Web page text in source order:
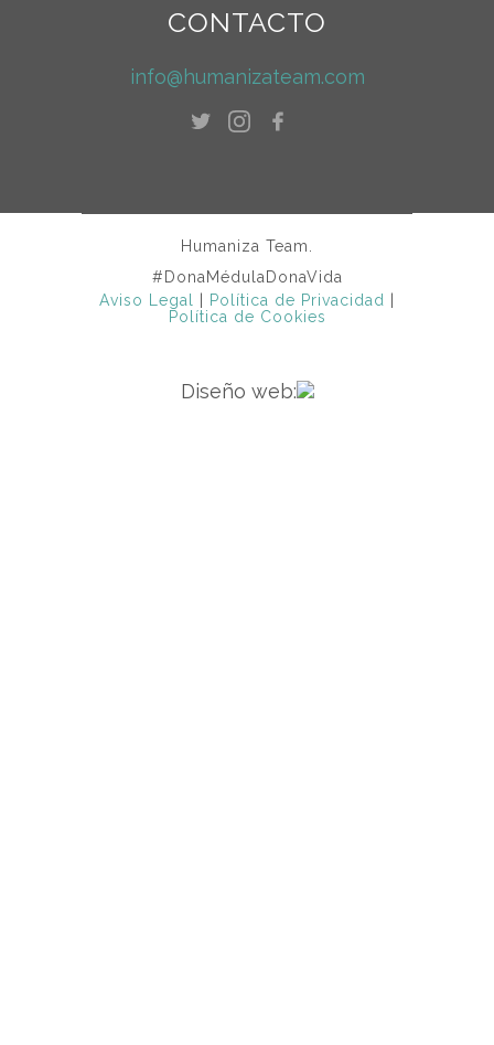
CONTACTO
info@humanizateam.com
Humaniza Team.
#DonaMédulaDonaVida
Aviso Legal
Política de Privacidad
Política de Cookies
Diseño web: